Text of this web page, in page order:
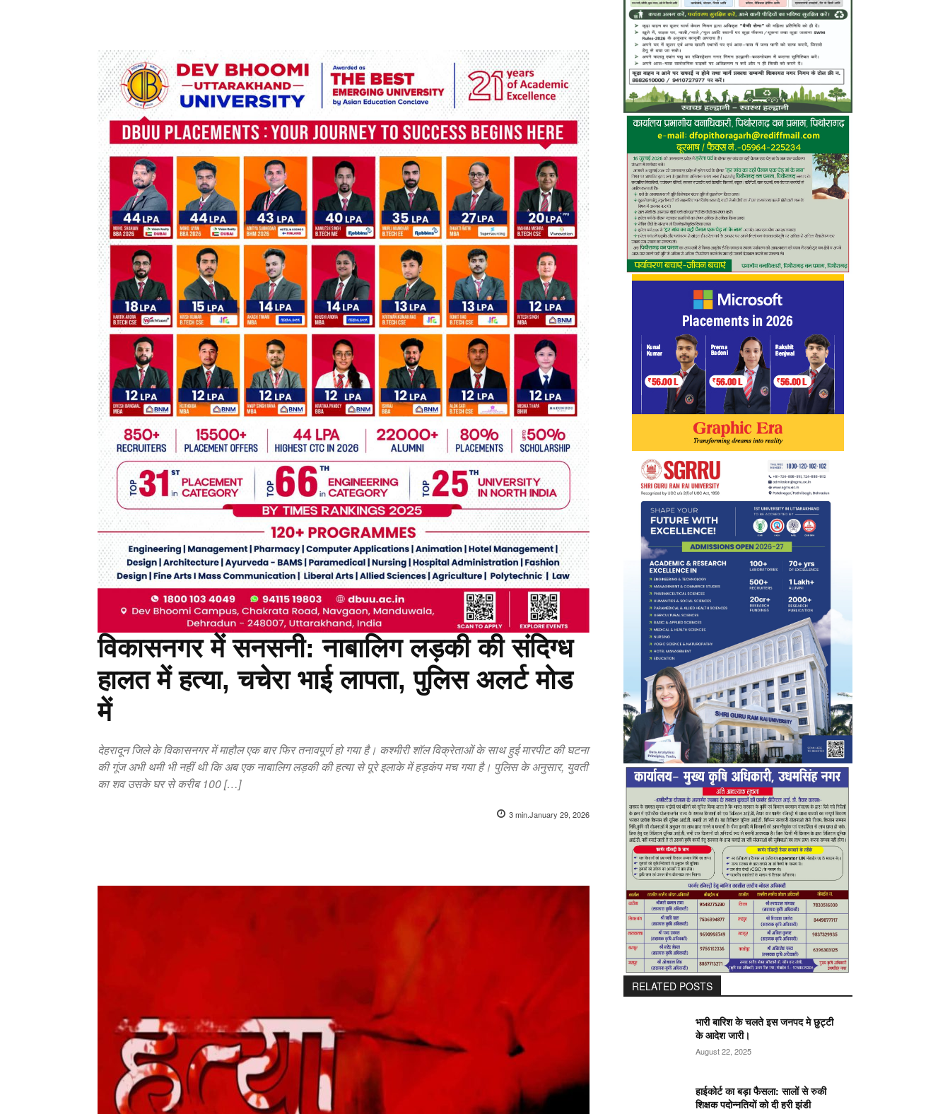
विकासनगर में सनसनी: नाबालिग लड़की की संदिग्ध
हालत में हत्या, चचेरा भाई लापता, पुलिस अलर्ट मोड
में
देहरादून जिले के विकासनगर में माहौल एक बार फिर तनावपूर्ण हो गया है। कश्मीरी शॉल विक्रेताओं के साथ हुई मारपीट की घटना
की गूंज अभी थमी भी नहीं थी कि अब एक नाबालिग लड़की की हत्या से पूरे इलाके में हड़कंप मच गया है। पुलिस के अनुसार, युवती
का शव उसके घर से करीब 100 […]
3min.January 29, 2026
RELATED POSTS
भारी बारिश के चलते इस जनपद मे छुट्टी
के आदेश जारी।
August 22, 2025
हाईकोर्ट का बड़ा फैसला: सालों से रुकी
शिक्षक पदोन्नतियों को दी हरी झंडी